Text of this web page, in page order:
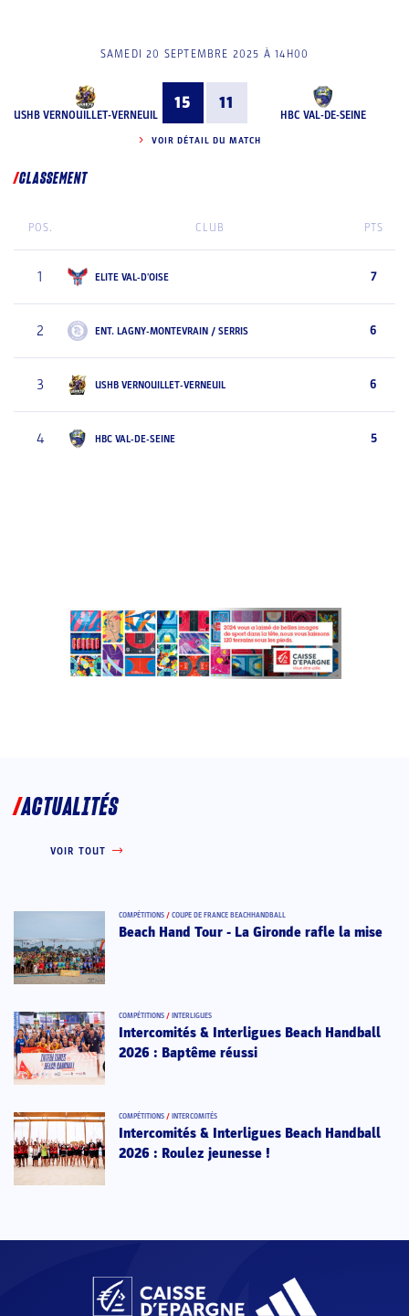
SAMEDI 20 SEPTEMBRE 2025 À 14H00
USHB VERNOUILLET-VERNEUIL
15 11
HBC VAL-DE-SEINE
VOIR DÉTAIL DU MATCH
CLASSEMENT
POS. CLUB PTS
1 ELITE VAL-D'OISE 7
2 ENT. LAGNY-MONTEVRAIN / SERRIS 6
3 USHB VERNOUILLET-VERNEUIL 6
4 HBC VAL-DE-SEINE 5
ACTUALITÉS
VOIR TOUT
COMPÉTITIONS / COUPE DE FRANCE BEACHHANDBALL
Beach Hand Tour - La Gironde rafle la mise
COMPÉTITIONS / INTERLIGUES
Intercomités & Interligues Beach Handball
2026 : Baptême réussi
COMPÉTITIONS / INTERCOMITÉS
Intercomités & Interligues Beach Handball
2026 : Roulez jeunesse !